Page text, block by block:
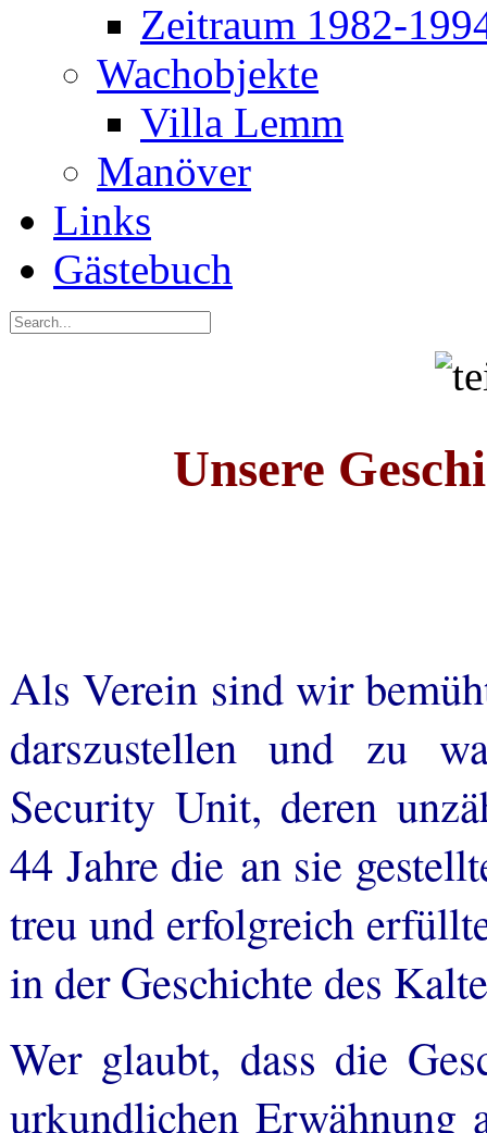
Zeitraum 1982-
Wachobjekte
Villa Lemm
Manöver
Links
Gästebuch
Unsere
Als Verein sind wir
darszustellen und zu
Security Unit, deren
44 Jahre die an sie
treu und erfolgreich
in der Geschichte des
Wer glaubt, dass die
urkundlichen Erwähnung